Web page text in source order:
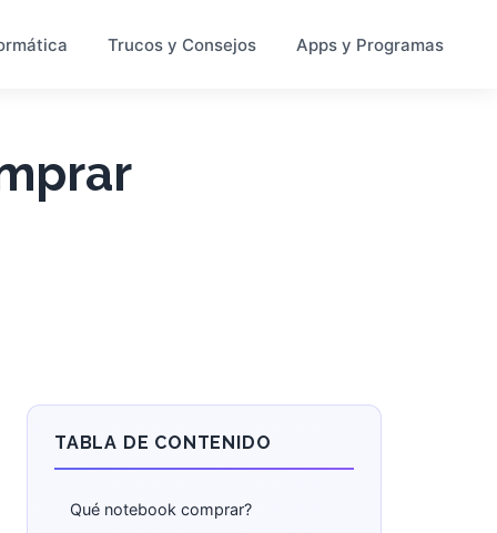
Trucos y Consejos Apps y Programas
TABLA DE CONTENIDO
Qué notebook comprar?